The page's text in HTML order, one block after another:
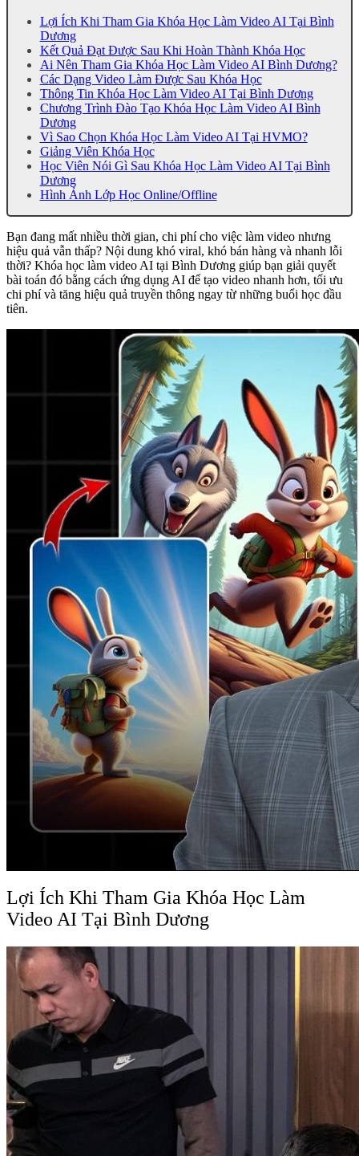
Lợi Ích Khi Tham Gia Khóa Học Làm Video AI Tại Bình
Dương
Kết Quả Đạt Được Sau Khi Hoàn Thành Khóa Học
Ai Nên Tham Gia Khóa Học Làm Video AI Bình Dương?
Các Dạng Video Làm Được Sau Khóa Học
Thông Tin Khóa Học Làm Video AI Tại Bình Dương
Chương Trình Đào Tạo Khóa Học Làm Video AI Bình
Dương
Vì Sao Chọn Khóa Học Làm Video AI Tại HVMO?
Giảng Viên Khóa Học
Học Viên Nói Gì Sau Khóa Học Làm Video AI Tại Bình
Dương
Hình Ảnh Lớp Học Online/Offline
Bạn đang mất nhiều thời gian, chi phí cho việc làm video nhưng
hiệu quả vẫn thấp? Nội dung khó viral, khó bán hàng và nhanh lỗi
thời? Khóa học làm video AI tại Bình Dương giúp bạn giải quyết
bài toán đó bằng cách ứng dụng AI để tạo video nhanh hơn, tối ưu
chi phí và tăng hiệu quả truyền thông ngay từ những buổi học đầu
tiên.
Lợi Ích Khi Tham Gia Khóa Học Làm
Video AI Tại Bình Dương